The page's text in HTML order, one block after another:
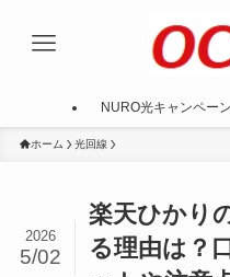
NURO光キャンペー
ホーム 光回線
楽天ひかり
る理由は？
2026
5/02